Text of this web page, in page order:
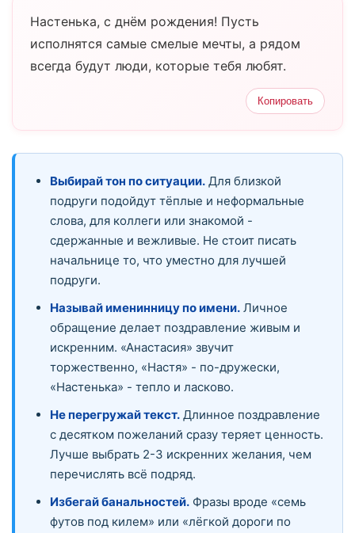
Настенька, с днём рождения! Пусть
исполнятся самые смелые мечты, а рядом
всегда будут люди, которые тебя любят.
Копировать
Выбирай тон по ситуации. Для близкой
подруги подойдут тёплые и неформальные
слова, для коллеги или знакомой -
сдержанные и вежливые. Не стоит писать
начальнице то, что уместно для лучшей
подруги.
Называй именинницу по имени. Личное
обращение делает поздравление живым и
искренним. «Анастасия» звучит
торжественно, «Настя» - по-дружески,
«Настенька» - тепло и ласково.
Не перегружай текст. Длинное поздравление
с десятком пожеланий сразу теряет ценность.
Лучше выбрать 2-3 искренних желания, чем
перечислять всё подряд.
Избегай банальностей. Фразы вроде «семь
футов под килем» или «лёгкой дороги по